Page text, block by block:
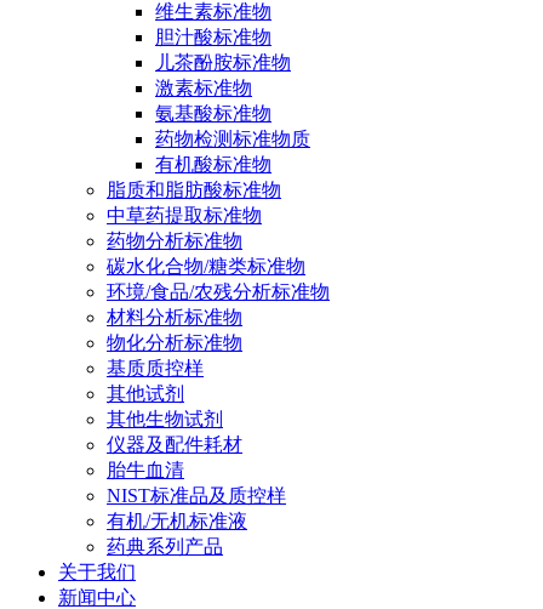
维生素标准物
胆汁酸标准物
儿茶酚胺标准物
激素标准物
氨基酸标准物
药物检测标准物质
有机酸标准物
脂质和脂肪酸标准物
中草药提取标准物
药物分析标准物
碳水化合物/糖类标准物
环境/食品/农残分析标准物
材料分析标准物
物化分析标准物
基质质控样
其他试剂
其他生物试剂
仪器及配件耗材
胎牛血清
NIST标准品及质控样
有机/无机标准液
药典系列产品
关于我们
新闻中心